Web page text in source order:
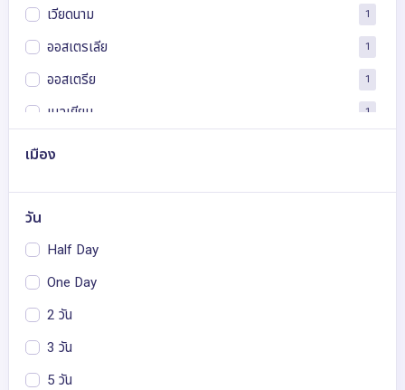
เวียดนาม 1
ออสเตรเลีย 1
ออสเตรีย 1
เบลเยียม 1
สเปน
ฝรั่งเศส
อังกฤษ
อิตาลี
เนเธอร์แลนด์
เมือง
วัน
Half Day
One Day
2 วัน
3 วัน
5 วัน